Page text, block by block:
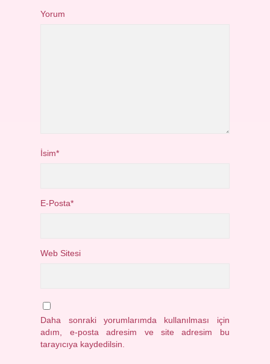
Yorum
İsim*
E-Posta*
Web Sitesi
Daha sonraki yorumlarımda kullanılması için
adım, e-posta adresim ve site adresim bu
tarayıcıya kaydedilsin.